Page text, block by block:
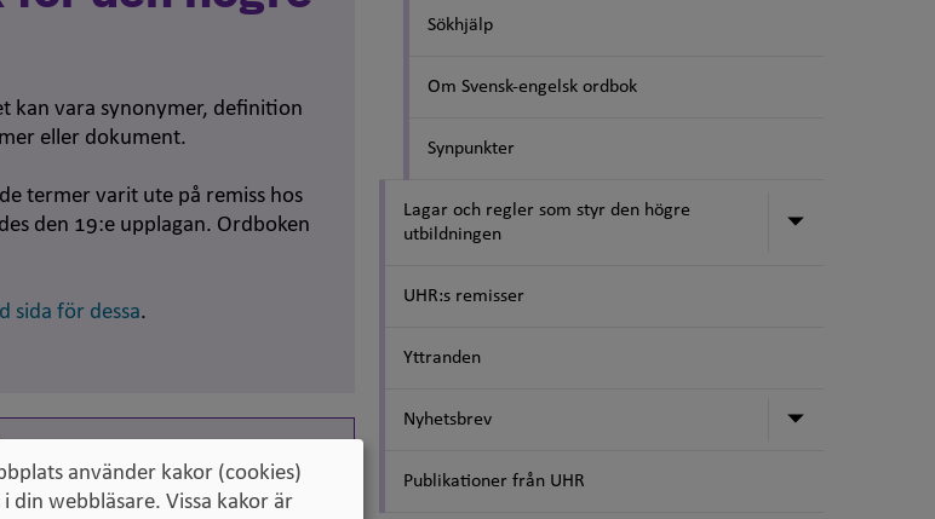
kan vara synonymer, definition
eller dokument.
termer varit ute på remiss hos
den 19:e upplagan. Ordboken
sida för dessa.
Sökhjälp
Om Svensk-engelsk ordbok
Synpunkter
Lagar och regler som styr den högre
utbildningen
Undermeny
UHR:s remisser
Yttranden
Nyhetsbrev Undermeny
Publikationer från UHR
använder kakor (cookies)
i din webbläsare. Vissa kakor är